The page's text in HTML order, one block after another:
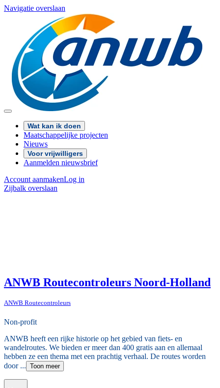
Navigatie overslaan
Wat kan ik doen
Maatschappelijke projecten
Nieuws
Voor vrijwilligers
Aanmelden nieuwsbrief
Account aanmakenLog in
Zijbalk overslaan
ANWB Routecontroleurs Noord-Holland
ANWB Routecontroleurs
Non-profit
ANWB heeft een rijke historie op het gebied van fiets- en
wandelroutes. We bieden er meer dan 400 gratis aan en allemaal
hebben ze een thema met een prachtig verhaal. De routes worden
door ... Toon meer